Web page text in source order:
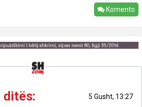
Komento
ditës: 5 Gusht, 13:27